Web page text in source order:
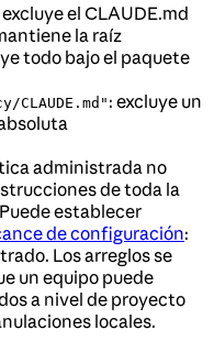
excluye el CLAUDE.md
la raíz
todo bajo el paquete
: excluye un
administrada no
de toda la
establecer
de configuración:
Los arreglos se
un equipo puede
a nivel de proyecto
locales.